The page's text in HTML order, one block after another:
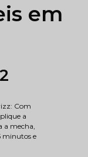
em
Com
a
a mecha,
minutos e